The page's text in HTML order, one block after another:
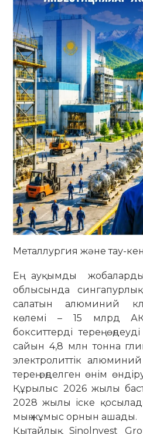
Металлургия және тау-кен
Ең ауқымды
облысында
салатын алюминий
көлемі – 15 млрд
бокситтерді терең
сайын 4,8 млн тонна
электролиттік
терең өңделген өнім
Құрылыс 2026 жылы
2028 жылы іске
мың жұмыс орнын ашады.
Қытайлық Sinolnvest